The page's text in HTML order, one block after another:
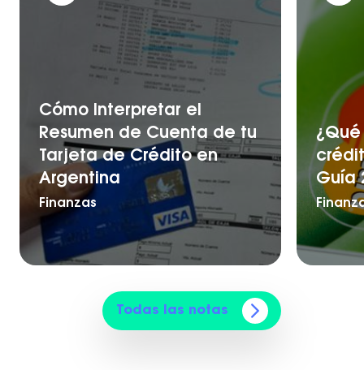
Cómo Interpretar el
Resumen de Cuenta de tu
Tarjeta de Crédito en
Argentina
Finanzas
Guía
Todas las notas